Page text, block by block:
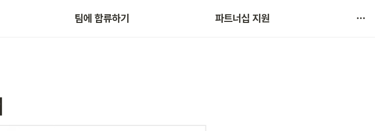
팀에 합류하기 파트너십 지원
서비스 불만 사항 제보